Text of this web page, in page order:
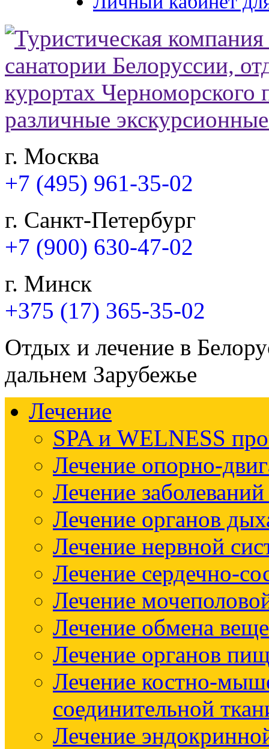
г. Москва
+7 (495) 961-35-02
г. Санкт-Петербург
+7 (900) 630-47-02
г. Минск
+375 (17) 365-35-02
Отдых и лечение в
дальнем Зарубежье
Лечение
SPA и WELNESS
Лечение опорно-
Лечение
Лечение органов
Лечение нервной
Лечение сердечно-
Лечение
Лечение обмена
Лечение органов
Лечение костно-
соединительной
Лечение